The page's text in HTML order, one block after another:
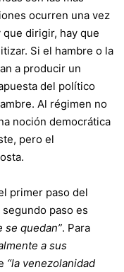
ocurren una vez
dirigir, hay que
Si el hambre o la
a producir un
del político
Al régimen no
noción democrática
pero el
primer paso del
segundo paso es
se quedan”. Para
a sus
“la venezolanidad